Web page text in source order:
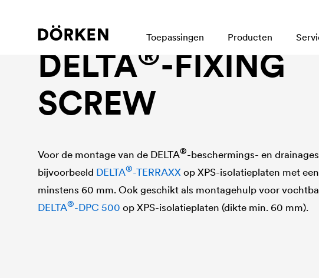
Toepassingen Producten
Toebehoren bij noppen- en drainagefolies
DELTA®-FIXING
SCREW
Voor de montage van de DELTA®-beschermings- en
bijvoorbeeld DELTA®-TERRAXXop XPS-isolatieplaten met
minstens 60 mm. Ook geschikt als montagehulp voor
DELTA®-DPC 500 op XPS-isolatieplaten (dikte min. 60 mm).